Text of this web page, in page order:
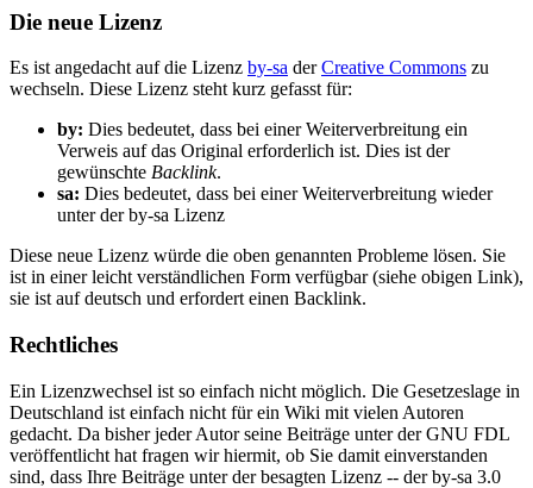
Die neue Lizenz
Es ist angedacht auf die Lizenz by-sa derCreative Commons zu
wechseln. Diese Lizenz steht kurz gefasst für:
by: Dies bedeutet, dass bei einer Weiterverbreitung ein
Verweis auf das Original erforderlich ist. Dies ist der
gewünschte Backlink.
sa: Dies bedeutet, dass bei einer Weiterverbreitung wieder
unter der by-sa Lizenz
Diese neue Lizenz würde die oben genannten Probleme lösen. Sie
ist in einer leicht verständlichen Form verfügbar (siehe obigen Link),
sie ist auf deutsch und erfordert einen Backlink.
Rechtliches
Ein Lizenzwechsel ist so einfach nicht möglich. Die Gesetzeslage in
Deutschland ist einfach nicht für ein Wiki mit vielen Autoren
gedacht. Da bisher jeder Autor seine Beiträge unter der GNU FDL
veröffentlicht hat fragen wir hiermit, ob Sie damit einverstanden
sind, dass Ihre Beiträge unter der besagten Lizenz -- der by-sa 3.0